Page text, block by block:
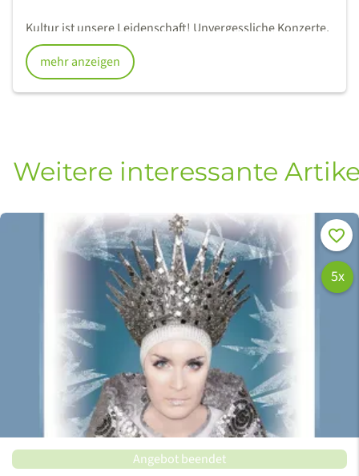
Kultur ist unsere Leidenschaft! Unvergessliche Konzerte,
einzigartige Shows oder beindruckende
Sportveranstaltungen, all dies gibt es in Riesa! In unseren
mehr anzeigen
Weitere interessante
5x
Angebot beendet